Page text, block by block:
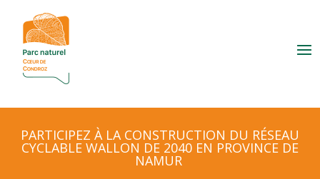
PARTICIPEZ À LA CONSTRUCTION DU RÉSEAU
CYCLABLE WALLON DE 2040 EN PROVINCE DE
NAMUR